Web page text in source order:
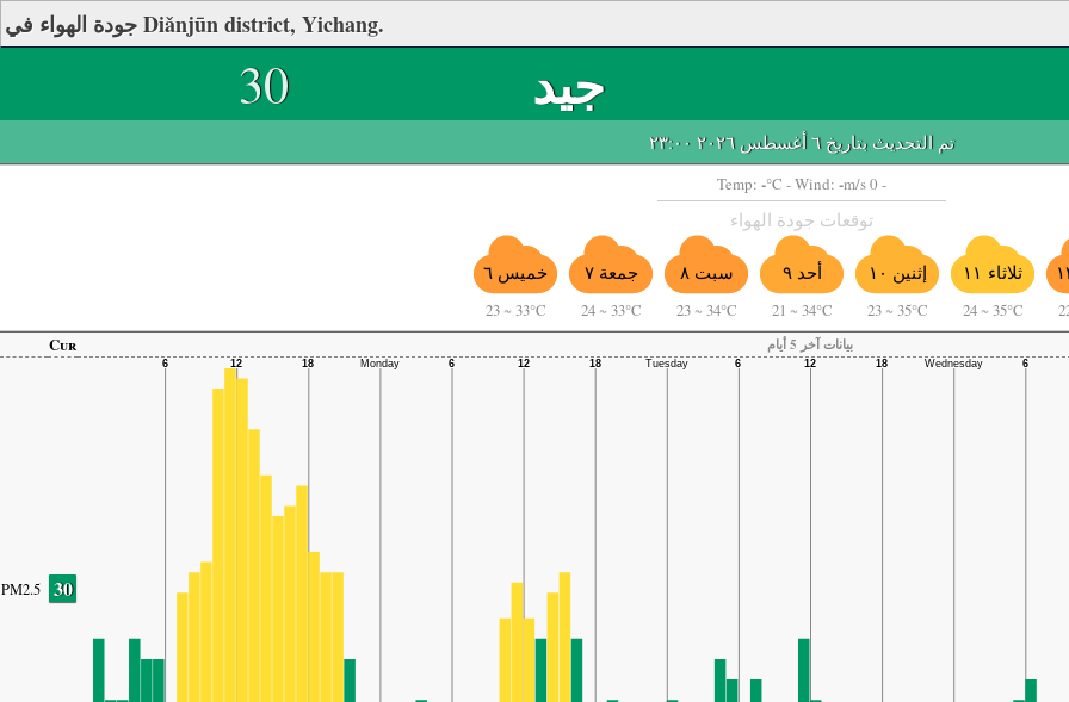
جودة الهواء في Diǎnjūn district, Yichang.
30 جيد
تم التحديث بتاريخ ٦ أغسطس ٢٠٢٦ ٢٣:٠٠
Temp: -°C - Wind: -m/s 0 -
توقعات جودة الهواء
خميس ٦
23 ~ 33°C
جمعة ٧
24 ~ 33°C
سبت ٨
23 ~ 34°C
أحد ٩
21 ~ 34°C
إثنين ١٠
23 ~ 35°C
ثلاثاء ١١
24 ~ 35°C
Cur
بيانات آخر 5 أيام
PM2.5 30